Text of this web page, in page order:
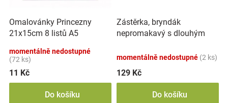
Omalovánky Princezny
21x15cm 8 listů A5
momentálně nedostupné
(72 ks)
11 Kč
Do košíku
Zástěrka, bryndák
nepromakavý s dlouhým
momentálně nedostupné (2 ks)
129 Kč
Do košíku